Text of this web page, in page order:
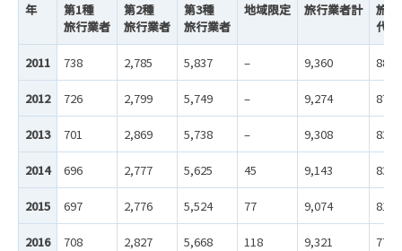
年
第1種
旅行業者
第2種
旅行業者
第3種
旅行業者
地域限定 旅行業者計
旅
代
2011 738 2,785 5,837 – 9,360 880
2012 726 2,799 5,749 – 9,274 872
2013 701 2,869 5,738 – 9,308 837
2014 696 2,777 5,625 45 9,143 835
2015 697 2,776 5,524 77 9,074 810
2016 708 2,827 5,668 118 9,321 779